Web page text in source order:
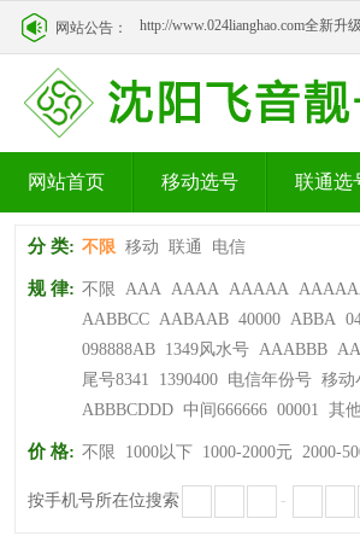
网站公告： http://www.024lianghao.com全新升
网站首页 移动选号 联通选
分 类: 不限 移动 联通 电信
规 律: 不限 AAA AAAA AAAAA
AABBCC AABAAB 40000 ABBA
098888AB 1349风水号 AAABBB
尾号8341
1390400 电信年份号 移动
ABBBCDDD 中间666666 00001 其
价 格: 不限 1000以下 1000-2000元 2000-
按手机号所在位搜索 -